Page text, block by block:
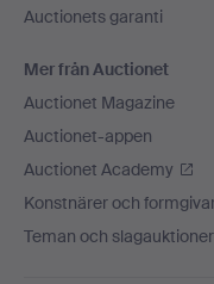
Auctionets garanti
Mer från Auctionet
Auctionet Magazine
Auctionet-appen
Auctionet Academy
Konstnärer och
Teman och slagauktioner